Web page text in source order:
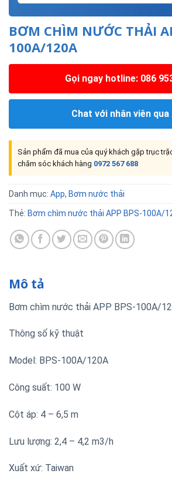
BƠM CHÌM NƯỚC THẢI
100A/120A
Gọi ngay hotline: 086
Chat với nhân viên qua
Sản phẩm đã mua của quý khách gặp trục
chăm sóc khách hàng 0972 567 688
Danh mục: App, Bơm nước thải
Thẻ: Bơm chìm nước thải APP BPS-100A/
Mô tả
Bơm chìm nước thải APP BPS-100A/
Thông số kỹ thuật
Model: BPS-100A/120A
Công suất: 100 W
Cột áp: 4 – 6,5 m
Lưu lượng: 2,4 – 4,2 m3/h
Xuất xứ: Taiwan